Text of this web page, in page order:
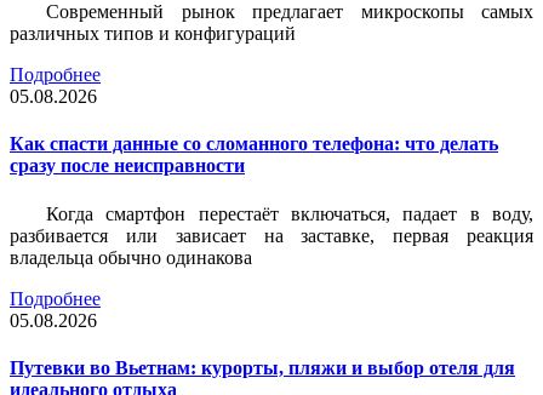
Современный рынок предлагает микроскопы самых
различных типов и конфигураций
Подробнее
05.08.2026
Как спасти данные со сломанного телефона: что делать
сразу после неисправности
Когда смартфон перестаёт включаться, падает в воду,
разбивается или зависает на заставке, первая реакция
владельца обычно одинакова
Подробнее
05.08.2026
Путевки во Вьетнам: курорты, пляжи и выбор отеля для
идеального отдыха